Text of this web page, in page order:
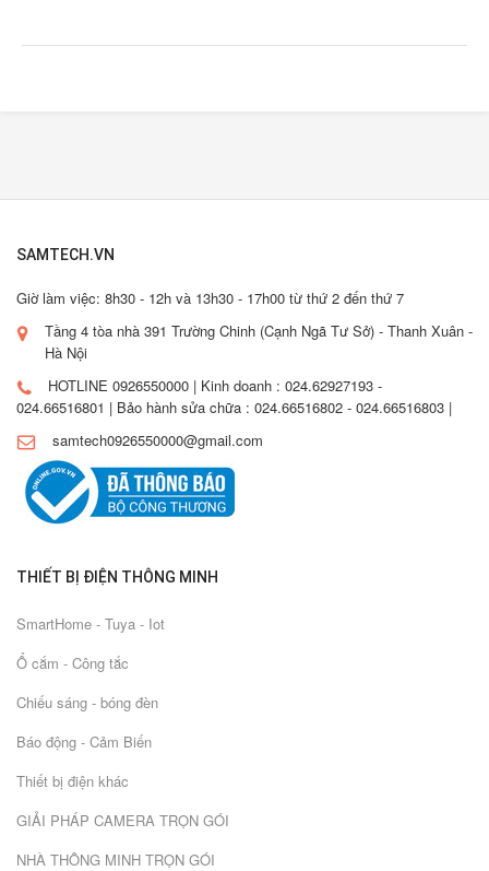
SAMTECH.VN
Giờ làm việc: 8h30 - 12h và 13h30 - 17h00 từ thứ 2 đến thứ 7
Tầng 4 tòa nhà 391 Trường Chinh (Cạnh Ngã Tư Sở) - Thanh Xuân -
Hà Nội
HOTLINE 0926550000 | Kinh doanh : 024.62927193 -
024.66516801 | Bảo hành sửa chữa : 024.66516802 - 024.66516803 |
samtech0926550000@gmail.com
THIẾT BỊ ĐIỆN THÔNG MINH
SmartHome - Tuya - Iot
Ổ cắm - Công tắc
Chiếu sáng - bóng đèn
Báo động - Cảm Biến
Thiết bị điện khác
GIẢI PHÁP CAMERA TRỌN GÓI
NHÀ THÔNG MINH TRỌN GÓI